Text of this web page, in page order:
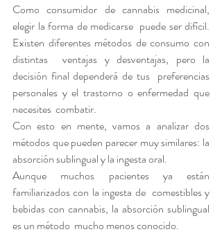
Como consumidor de cannabis medicinal,
elegir la forma de medicarse  puede ser difícil.
Existen diferentes métodos de consumo con
distintas  ventajas y desventajas, pero la
decisión final dependerá de tus  preferencias
personales y el trastorno o enfermedad que
necesites  combatir.
Con esto en mente, vamos a analizar dos
métodos que pueden parecer muy similares: la
absorción sublingual y la ingesta oral.
Aunque muchos pacientes ya están
familiarizados con la ingesta de  comestibles y
bebidas con cannabis, la absorción sublingual
es un método  mucho menos conocido.